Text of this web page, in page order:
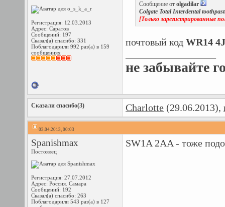
Регистрация: 12.03.2013
Адрес: Саратов
Сообщений: 197
Сказал(а) спасибо: 331
Поблагодарили 992 раз(а) в 159
сообщениях
Сообщение от olgadilar
Colgate Total Interdental
[Только зарегистрированные
почтовый код WR14
не забывайте
Сказали спасибо(3) Charlotte (29.06.2013),
03.04.2013, 00:03
Spanishmax
Постоялец
Регистрация: 27.07.2012
Адрес: Россия. Самара
Сообщений: 192
Сказал(а) спасибо: 263
Поблагодарили 543 раз(а) в 127
SW1A 2AA - тоже